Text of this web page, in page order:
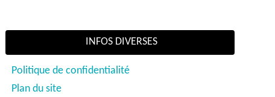
INFOS DIVERSES
Politique de confidentialité
Plan du site